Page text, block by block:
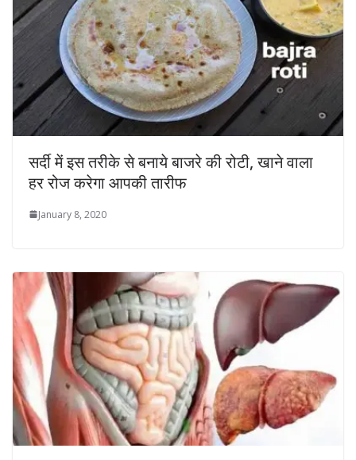
सर्दी में इस तरीके से बनाये बाजरे की रोटी, खाने वाला
हर रोज करेगा आपकी तारीफ
January 8, 2020